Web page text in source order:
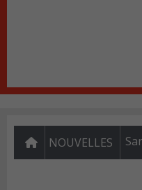
NOUVELLES